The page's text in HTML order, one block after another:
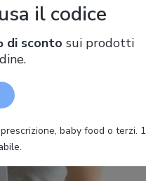
il codice
di sconto sui prodotti
baby food o terzi. 1